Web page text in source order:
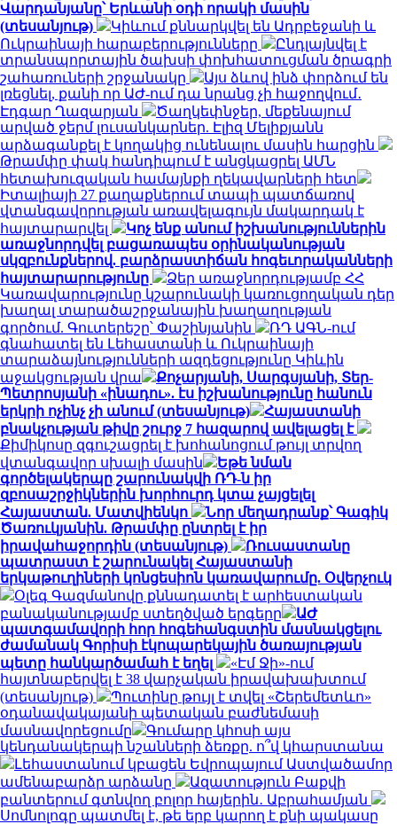
Վարդանյանը՝ Երևանի օդի որակի մասին
(տեսանյութ)
Կիևում քննարկվել են Ադրբեջանի և
Ուկրաինայի հարաբերությունները
Ընդլայնվել է
տրանսպորտային ծախսի փոխհատուցման ծրագրի
շահառուների շրջանակը
Այս ձևով ինձ փորձում են
լռեցնել, քանի որ ԱԺ-ում դա նրանց չի հաջողվում․
Էդգար Ղազարյան
Ծաղկեփնջեր, մեքենայում
արված ջերմ լուսանկարներ. Էլիզ Մելիքյանն
արձագանքել է կողակից ունենալու մասին հարցին
Թրամփը փակ հանդիպում է անցկացրել ԱՄՆ
հետախուզական համայնքի ղեկավարների հետ
Իտալիայի 27 քաղաքներում տապի պատճառով
վտանգավորության առավելագույն մակարդակ է
հայտարարվել
Կոչ ենք անում իշխանություններին
առաջնորդվել բացառապես օրինականության
սկզբունքներով. բարձրաստիճան հոգեւորականների
հայտարարությունը
Ձեր առաջնորդությամբ ՀՀ
Կառավարությունը կշարունակի կառուցողական դեր
խաղալ տարածաշրջանային խաղաղության
գործում. Գուտերեշը՝ Փաշինյանին
ՌԴ ԱԳՆ-ում
գնահատել են Լեհաստանի և Ուկրաինայի
տարաձայնությունների ազդեցությունը Կիևին
աջակցության վրա
Քոչարյանի, Սարգսյանի, Տեր-
Պետրոսյանի «ինադու». էս իշխանությունը հանուն
երկրի ոչինչ չի անում (տեսանյութ)
Հայաստանի
բնակչության թիվը շուրջ 7 հազարով ավելացել է
Քիմիկոսը զգուշացրել է խոհանոցում թույլ տրվող
վտանգավոր սխալի մասին
Եթե նման
գործելակերպը շարունակվի ՌԴ-ն իր
զբոսաշրջիկներին խորհուրդ կտա չայցելել
Հայաստան. Մատվիենկո
Նոր մեղադրանք՝ Գագիկ
Ծառուկյանին. Թրամփը ընտրել է իր
իրավահաջորդին (տեսանյութ)
Ռուսաստանը
պատրաստ է շարունակել Հայաստանի
երկաթուղիների կոնցեսիոն կառավարումը. Օվերչուկ
Օլեգ Գազմանովը քննադատել է արհեստական
բանականությամբ ստեղծված երգերը
ԱԺ
պատգամավորի հոր հոգեհանգստին մասնակցելու
ժամանակ Գորիսի էկոպարեկային ծառայության
պետը հանկարծամահ է եղել
«Էմ Ջի»-ում
հայտնաբերվել է 38 վարչական իրավախախտում
(տեսանյութ)
Պուտինը թույլ է տվել «Շերեմետևո»
օդանավակայանի պետական բաժնեմասի
մասնավորեցումը
Գումարը կհոսի այս
կենդանակերպի նշանների ձեռքը. ո՞վ կհարստանա
Լեհաստանում կբացեն Եվրոպայում Աստվածամոր
ամենաբարձր արձանը
Ազատություն Բաքվի
բանտերում գտնվող բոլոր հայերին․ Աբրահամյան
Սոմնոլոգը պատմել է, թե երբ կարող է քնի պակասը